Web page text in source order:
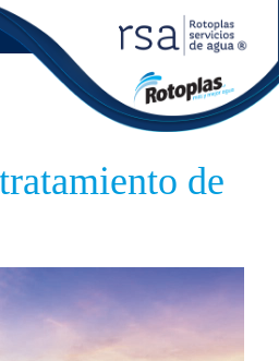
de